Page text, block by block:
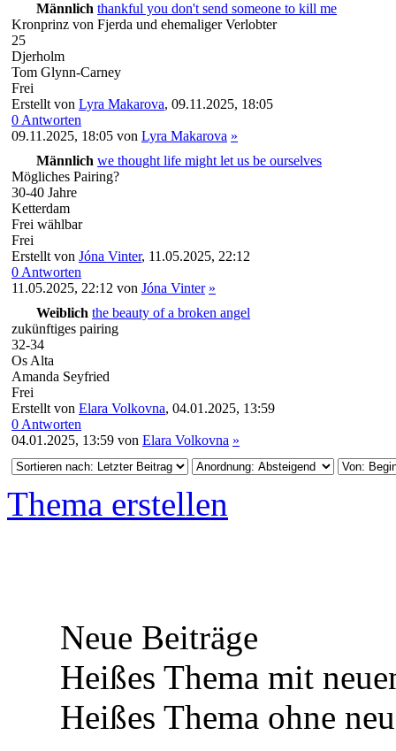
Männlich thankful you don't send someone to kill me
Kronprinz von Fjerda und ehemaliger Verlobter
25
Djerholm
Tom Glynn-Carney
Frei
Erstellt von Lyra Makarova, 09.11.2025, 18:05
0 Antworten
09.11.2025, 18:05 von Lyra Makarova »
Männlich we thought life might let us be ourselves
Mögliches Pairing?
30-40 Jahre
Ketterdam
Frei wählbar
Frei
Erstellt von Jóna Vinter, 11.05.2025, 22:12
0 Antworten
11.05.2025, 22:12 von Jóna Vinter »
Weiblich the beauty of a broken angel
zukünftiges pairing
32-34
Os Alta
Amanda Seyfried
Frei
Erstellt von Elara Volkovna, 04.01.2025, 13:59
0 Antworten
04.01.2025, 13:59 von Elara Volkovna »
Thema erstellen
Neue Beiträge
Heißes Thema mit
Heißes Thema ohne